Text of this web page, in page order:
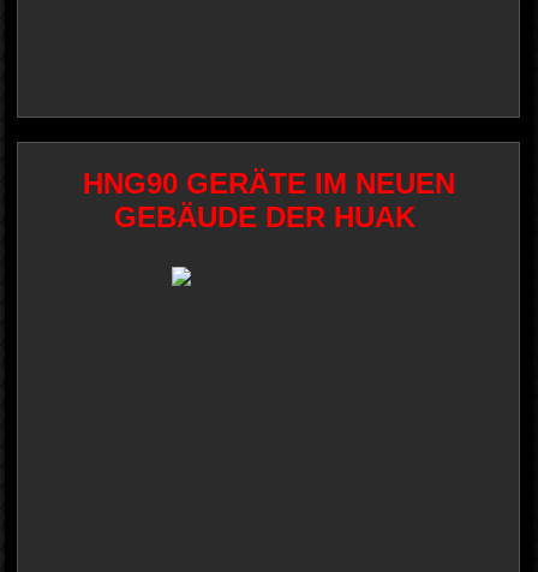
HNG90 GERÄTE IM NEUEN
GEBÄUDE DER HUAK